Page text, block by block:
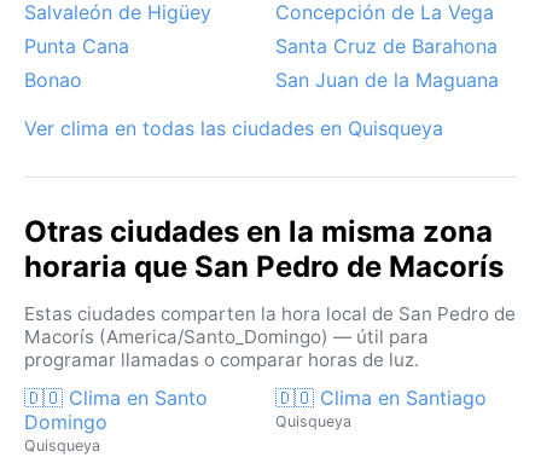
Salvaleón de Higüey
Concepción de La Vega
Punta Cana
Santa Cruz de Barahona
Bonao
San Juan de la Maguana
Ver clima en todas las ciudades en Quisqueya
Otras ciudades en la misma zona
horaria que San Pedro de Macorís
Estas ciudades comparten la hora local de San Pedro de
Macorís (America/Santo_Domingo) — útil para
programar llamadas o comparar horas de luz.
🇩🇴 Clima en Santo
Domingo
Quisqueya
🇩🇴 Clima en Santiago
Quisqueya